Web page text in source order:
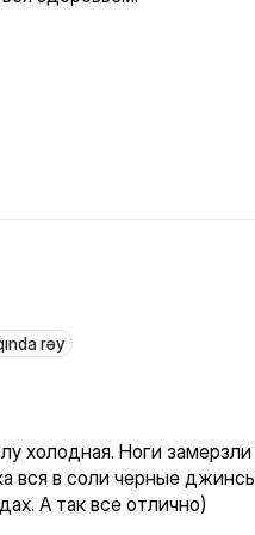
rəy
холодная. Ноги
вся в соли черные
А так все отлично)